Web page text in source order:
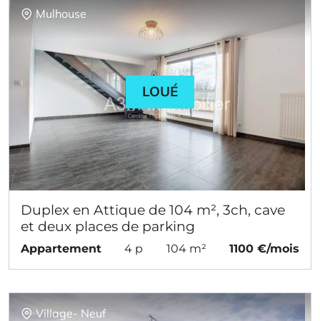
Mulhouse
LOUÉ
Duplex en Attique de 104 m², 3ch, cave
et deux places de parking
Appartement 4 p 104 m² 1100 €/mois
Village- Neuf